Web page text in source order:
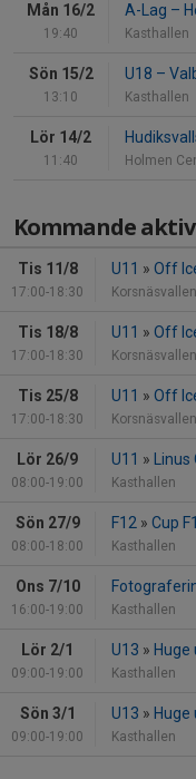
Mån 16/2
19:40
A-Lag –
Kasthallen
Sön 15/2
13:10
U18 –
Kasthallen
Lör 14/2
11:40 Holmen
Kommande
Tis 11/8
17:00-18:30
U11 » Off
Korsnäsvallen
Tis 18/8
17:00-18:30
U11 » Off
Korsnäsvallen
Tis 25/8
17:00-18:30
U11 » Off
Korsnäsvallen
Lör 26/9
08:00-19:00
U11 » Linus
Kasthallen
Sön 27/9
08:00-18:00
F12 » Cup
Kasthallen
Ons 7/10
16:00-19:00 Kasthallen
Lör 2/1
09:00-19:00
U13 » Huge
Kasthallen
Sön 3/1
09:00-19:00
U13 » Huge
Kasthallen